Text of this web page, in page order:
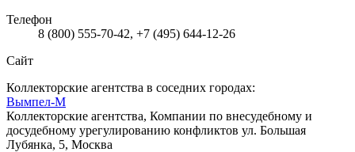
Телефон
8 (800) 555-70-42, +7 (495) 644-12-26
Сайт
Коллекторские агентства в соседних городах:
Вымпел-М
Коллекторские агентства, Компании по внесудебному и
досудебному урегулированию конфликтов ул. Большая
Лубянка, 5, Москва